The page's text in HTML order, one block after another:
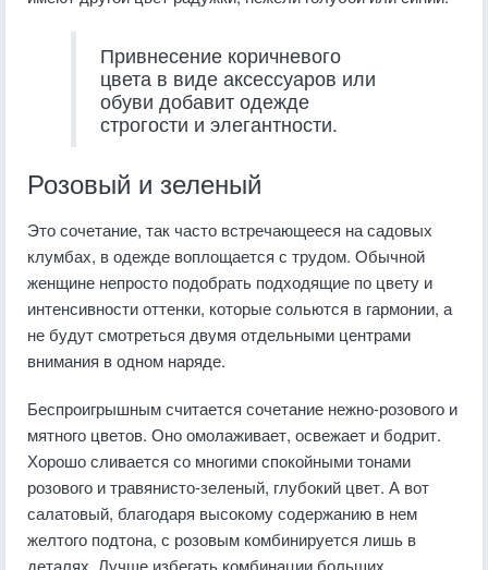
Привнесение коричневого
цвета в виде аксессуаров или
обуви добавит одежде
строгости и элегантности.
Розовый и зеленый
Это сочетание, так часто встречающееся на садовых
клумбах, в одежде воплощается с трудом. Обычной
женщине непросто подобрать подходящие по цвету и
интенсивности оттенки, которые сольются в гармонии, а
не будут смотреться двумя отдельными центрами
внимания в одном наряде.
Беспроигрышным считается сочетание нежно-розового и
мятного цветов. Оно омолаживает, освежает и бодрит.
Хорошо сливается со многими спокойными тонами
розового и травянисто-зеленый, глубокий цвет. А вот
салатовый, благодаря высокому содержанию в нем
желтого подтона, с розовым комбинируется лишь в
деталях. Лучше избегать комбинации больших